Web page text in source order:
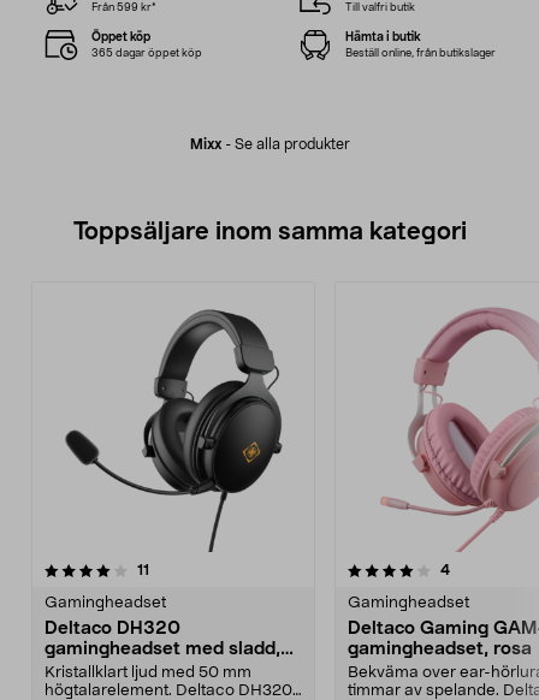
Mixx- Se alla produkter
Från 599 kr* Till valfri butik
Öppet köp
365 dagar öppet köp
Hämta i butik
Beställ online, från butikslager
Toppsäljare inom samma kategori
11
Gamingheadset
Deltaco DH320
gamingheadset med sladd,
GAM-190
Kristallklart ljud med 50 mm
högtalarelement. Deltaco DH320
4.0 av 5 stjärnor 4recensioner
Gamingheadset
Deltaco Gaming
gamingheadset, rosa
Bekväma over ear-
timmar av spelande.
4.5 av 5 stjärnor